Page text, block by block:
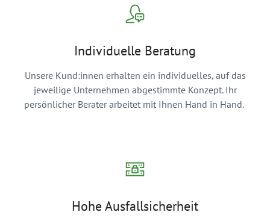
Individuelle Beratung
Unsere Kund:innen erhalten ein individuelles, auf das
jeweilige Unternehmen abgestimmte Konzept. Ihr
persönlicher Berater arbeitet mit Ihnen Hand in Hand.
Hohe Ausfallsicherheit